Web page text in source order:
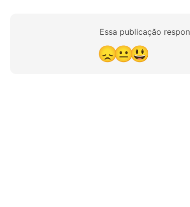
Essa publicação
😞😐😃